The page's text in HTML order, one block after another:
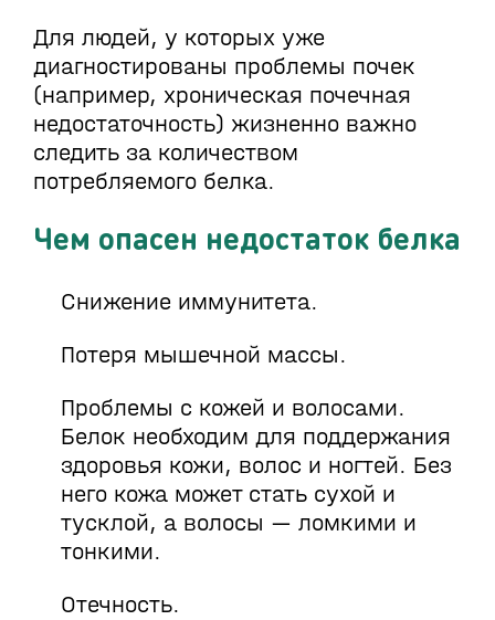
Для людей, у которых уже
диагностированы проблемы почек
(например, хроническая почечная
недостаточность) жизненно важно
следить за количеством
потребляемого белка.
Чем опасен недостаток белка
Снижение иммунитета.
Потеря мышечной массы.
Проблемы с кожей и волосами.
Белок необходим для поддержания
здоровья кожи, волос и ногтей. Без
него кожа может стать сухой и
тусклой, а волосы — ломкими и
тонкими.
Отечность.